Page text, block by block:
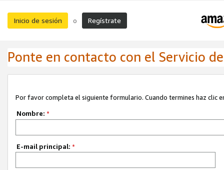
Inicio de sesión o Regístrate
Ponte en contacto con el Servicio
Por favor completa el siguiente formulario. Cuando termines haz clic
Nombre: *
E-mail principal: *